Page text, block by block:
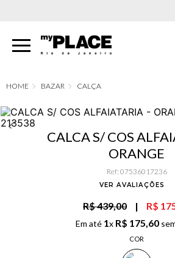
BAZAR CALÇA
CALCA S/ COS
ORANGE
Ref: 07536017236
VER AVALIAÇÕES
R$ 439,00 | R$
Em até 1x R$ 175,60
COR